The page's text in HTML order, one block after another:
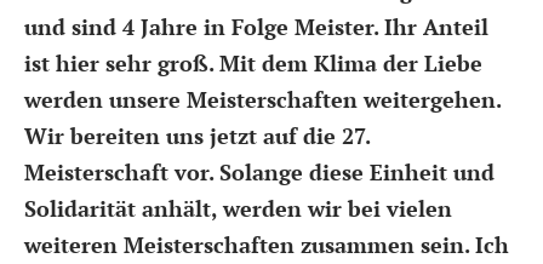
und sind 4 Jahre in Folge Meister. Ihr Anteil
ist hier sehr groß. Mit dem Klima der Liebe
werden unsere Meisterschaften weitergehen.
Wir bereiten uns jetzt auf die 27.
Meisterschaft vor. Solange diese Einheit und
Solidarität anhält, werden wir bei vielen
weiteren Meisterschaften zusammen sein. Ich